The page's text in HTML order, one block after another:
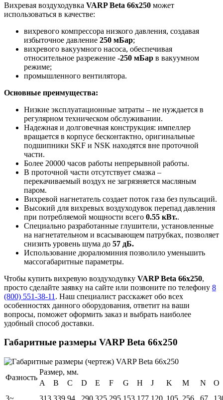
Вихревая воздуходувка VARP Beta 66x250 может
использоваться в качестве:
вихревого компрессора низкого давления, создавая
избыточное давление 250 мБар;
вихревого вакуумного насоса, обеспечивая
относительное разрежение -250 мБар в вакуумном
режиме;
промышленного вентилятора.
Основные преимущества:
Низкие эксплуатационные затраты – не нуждается в
регулярном техническом обслуживании.
Надежная и долговечная конструкция: импеллер
вращается в корпусе бесконтактно, оригинальные
подшипники SKF и NSK находятся вне проточной
части.
Более 20000 часов работы непрерывной работы.
В проточной части отсутствует смазка –
перекачиваемый воздух не загрязняется масляным
паром.
Вихревой нагнетатель создает поток газа без пульсаций.
Высокий для вихревых воздуходувок перепад давления
при потребляемой мощности всего 0.55 кВт..
Специально разработанные глушители, установленные
на нагнетательном и всасывающем патрубках, позволяет
снизить уровень шума до 57 дБ.
Использование дюралюминия позволило уменьшить
массогабаритные параметры.
Чтобы купить вихревую воздуходувку VARP Beta 66x250,
просто сделайте заявку на сайте или позвоните по телефону 8
(800) 551-38-11 . Наш специалист расскажет обо всех
особенностях данного оборудования, ответит на ваши
вопросы, поможет оформить заказ и выбрать наиболее
удобный способ доставки.
Габаритные размеры VARP Beta 66x250
Фазность
Размер, мм.
A
B C D E F G H J K M N
O
3~
313 339 94 290 325 295 153 177 120 105 256 67